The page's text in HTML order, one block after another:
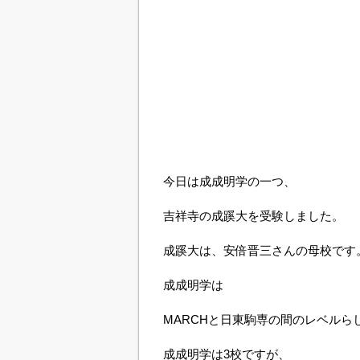
今日は成成明学の一つ、
吉祥寺の成蹊大を受験しました。
成蹊大は、安倍晋三さんの母校です
成成明学は
MARCHと日東駒専の間のレベルら
成成明学は3校ですが、